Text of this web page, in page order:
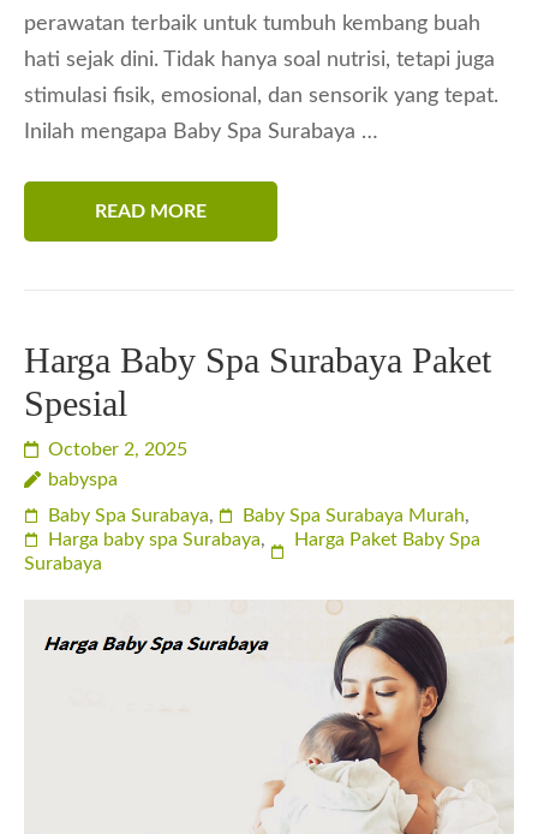
perawatan terbaik untuk tumbuh kembang buah
hati sejak dini. Tidak hanya soal nutrisi, tetapi juga
stimulasi fisik, emosional, dan sensorik yang tepat.
Inilah mengapa Baby Spa Surabaya …
READ MORE
Harga Baby Spa Surabaya Paket
Spesial
October 2, 2025
babyspa
Baby Spa Surabaya, Baby Spa Surabaya Murah,
Harga baby spa Surabaya,
Harga Paket Baby Spa
Surabaya